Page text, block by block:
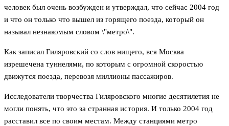
человек был очень возбужден и утверждал, что сейчас 2004 год
и что он только что вышел из горящего поезда, который он
называл незнакомым словом \"метро\".
Как записал Гиляровский со слов нищего, вся Москва
изрешечена туннелями, по которым с огромной скоростью
движутся поезда, перевозя миллионы пассажиров.
Исследователи творчества Гиляровского многие десятилетия не
могли понять, что это за странная история. И только 2004 год
расставил все по своим местам. Между станциями метро